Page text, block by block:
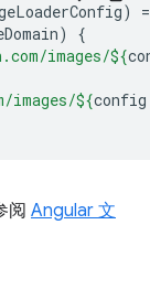
)
=
)
{
images/${
images/${config
阅 Angular 文